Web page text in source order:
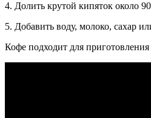
4. Долить крутой кипяток около
5. Добавить воду, молоко, сахар
Кофе подходит для